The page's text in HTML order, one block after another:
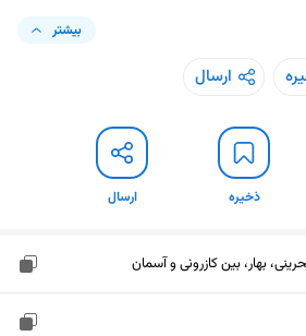
بیشتر
ارسال
ذخیره ارسال
بهار، بین کازرونی و آسمان